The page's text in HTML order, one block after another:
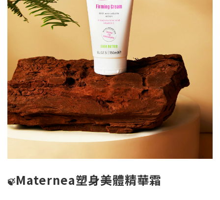
🍃Maternea塑身美體精華霜